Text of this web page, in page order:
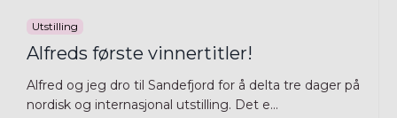
Utstilling
Alfreds første vinnertitler!
Alfred og jeg dro til Sandefjord for å delta tre dager på
nordisk og internasjonal utstilling. Det e...